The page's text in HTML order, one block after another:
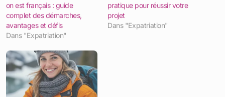
on est français : guide
complet des démarches,
avantages et défis
Dans "Expatriation"
pratique pour réussir votre
projet
Dans "Expatriation"